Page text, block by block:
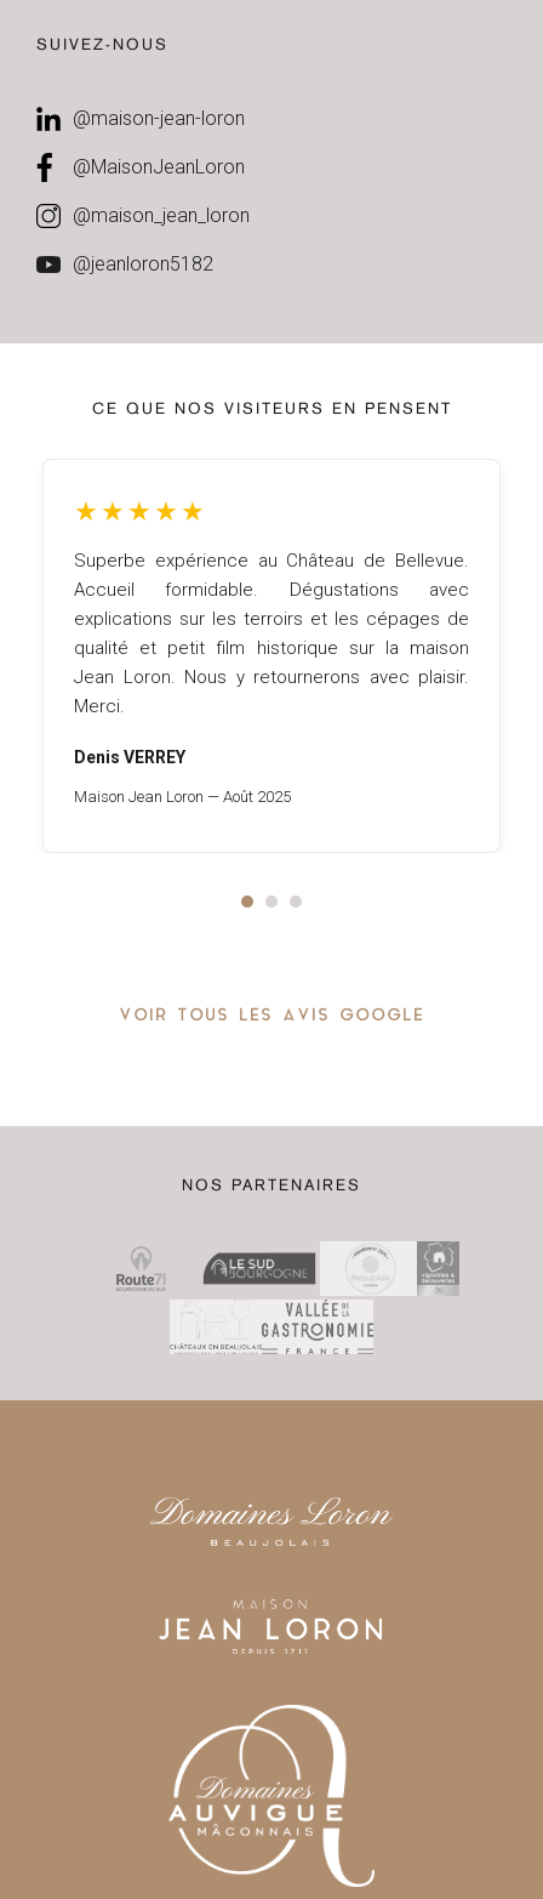
SUIVEZ-NOUS
@maison-jean-loron
@MaisonJeanLoron
@maison_jean_loron
@jeanloron5182
CE QUE NOS VISITEURS EN PENSENT
★ ★ ★ ★ ★
Superbe expérience au Château de Bellevue.
Accueil formidable. Dégustations avec
explications sur les terroirs et les cépages de
qualité et petit film historique sur la maison
Jean Loron. Nous y retournerons avec plaisir.
Merci.
Denis VERREY
Maison Jean Loron — Août 2025
VOIR TOUS LES AVIS GOOGLE
NOS PARTENAIRES